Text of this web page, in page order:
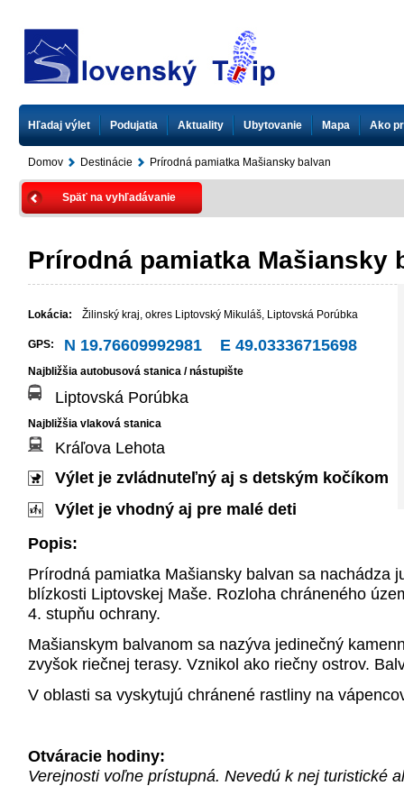
Hľadaj výlet Podujatia Aktuality Ubytovanie Mapa Ako
Domov Destinácie Prírodná pamiatka Mašiansky balvan
Späť na vyhľadávanie
Prírodná pamiatka Mašiansky
Lokácia: Žilinský kraj okres Liptovský Mikuláš Liptovská Porúbka
GPS: N 19.76609992981 E 49.03336715698
Najbližšia autobusová stanica / nástupište
Liptovská Porúbka
Najbližšia vlaková stanica
Kráľova Lehota
Výlet je zvládnuteľný aj s detským kočíkom
Výlet je vhodný aj pre malé deti
Popis:
Prírodná pamiatka Mašiansky balvan sa nachádza
blízkosti Liptovskej Maše. Rozloha chráneného
4. stupňu ochrany.
Mašianskym balvanom sa nazýva jedinečný
zvyšok riečnej terasy. Vznikol ako riečny ostrov.
V oblasti sa vyskytujú chránené rastliny na
Otváracie hodiny:
Verejnosti voľne prístupná. Nevedú k nej turistické